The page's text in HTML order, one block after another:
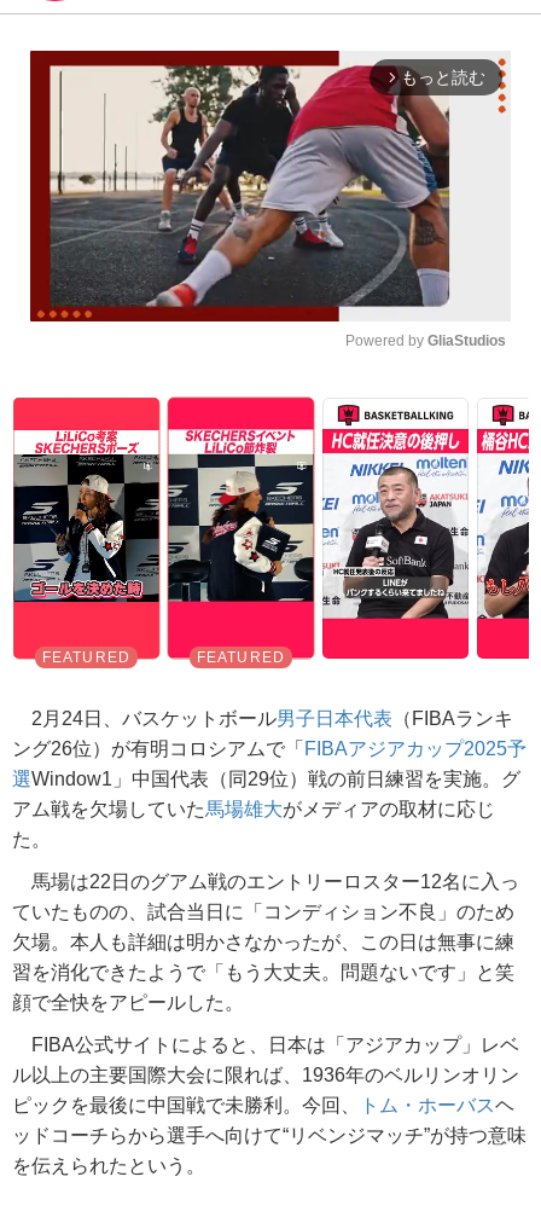
arrow_forward_ios もっと読む
Powered by GliaStudios
2月24日、バスケットボール男子日本代表 （FIBAランキ
ング26位）が有明コロシアムで「 FIBAアジアカップ2025予
選Window1」中国代表（同29位）戦の前日練習を実施。グ
アム戦を欠場していた馬場雄大がメディアの取材に応じ
た。
馬場は22日のグアム戦のエントリーロスター12名に入っ
ていたものの、試合当日に「コンディション不良」のため
欠場。本人も詳細は明かさなかったが、この日は無事に練
習を消化できたようで「もう大丈夫。問題ないです」と笑
顔で全快をアピールした。
FIBA公式サイトによると、日本は「アジアカップ」レベ
ル以上の主要国際大会に限れば、1936年のベルリンオリン
ピックを最後に中国戦で未勝利。今回、
トム・ホーバスヘ
ッドコーチらから選手へ向けて“リベンジマッチ”が持つ意味
を伝えられたという。